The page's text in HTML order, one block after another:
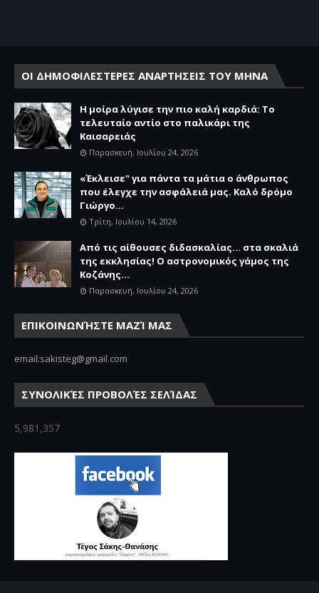
ΟΙ ΔΗΜΟΦΙΛΕΣΤΕΡΕΣ ΑΝΑΡΤΗΣΕΙΣ ΤΟΥ ΜΗΝΑ
Η μοίρα λύγισε την πιο καλή καρδιά: Το
τελευταίο αντίο στο παλικάρι της
Καισαρειάς
Παρασκευή, Ιουλίου 24, 2026
«Έκλεισε" για πάντα τα μάτια ο άνθρωπος
που έλεγχε την ασφάλειά μας. Καλό δρόμο
Γιώργο...
Τρίτη, Ιουλίου 14, 2026
Από τις αίθουσες διδασκαλίας… στα σκαλιά
της εκκλησίας! Ο αστρονομικός γάμος της
Κοζάνης...
Παρασκευή, Ιουλίου 24, 2026
ΕΠΙΚΟΙΝΩΝΉΣΤΕ ΜΑΖΊ ΜΑΣ
email:sakisteg@gmail.com
ΣΥΝΟΛΙΚΈΣ ΠΡΟΒΟΛΈΣ ΣΕΛΊΔΑΣ
5,981,357